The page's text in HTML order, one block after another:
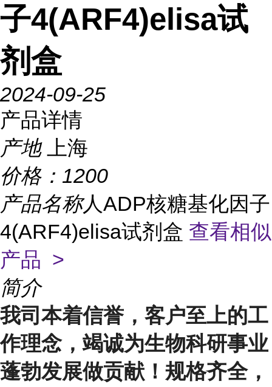
子4(ARF4)elisa试
剂盒
2024-09-25
产品详情
产地
上海
价格： 1200
产品名称人ADP核糖基化因子
4(ARF4)elisa试剂盒 查看相似
产品 >
简介
我司本着信誉，客户至上的工
作理念，竭诚为生物科研事业
蓬勃发展做贡献！规格齐全，